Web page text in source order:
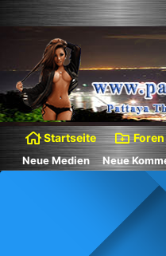
Startseite Foren
Neue Medien Neue